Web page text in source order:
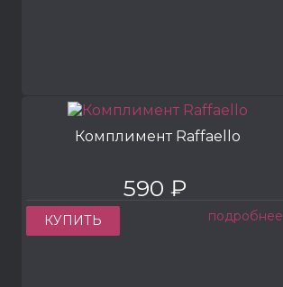
Комплимент Raffaello
590 ₽
КУПИТЬ подробнее